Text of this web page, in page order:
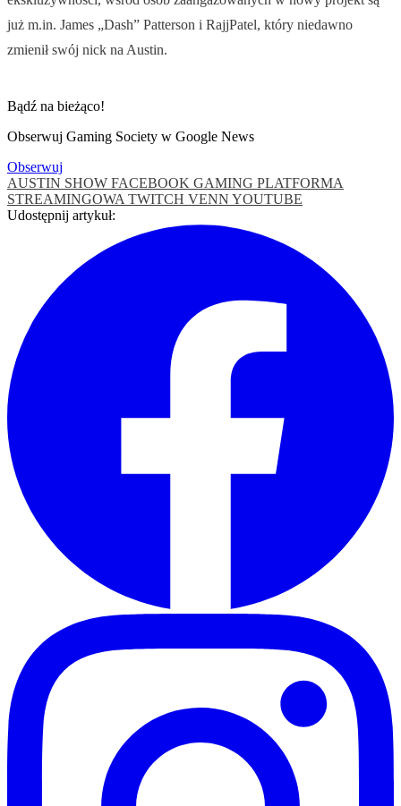
już m.in. James „Dash” Patterson i RajjPatel, który niedawno
zmienił swój nick na Austin.
Bądź na bieżąco!
Obserwuj Gaming Society w Google News
Obserwuj
AUSTIN SHOW FACEBOOK GAMING PLATFORMA
STREAMINGOWA TWITCH VENN YOUTUBE
Udostępnij artykuł: